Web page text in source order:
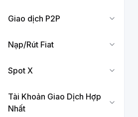
Giao dịch P2P
Nạp/Rút Fiat
Spot X
Tài Khoản Giao Dịch Hợp
Nhất